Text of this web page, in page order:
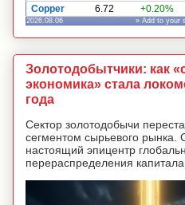
Copper
6.72 +0.20%
2026.08.06 » Add to your
Золотодобытчики: как
экономика» стала
года
Сектор золотодобычи
сегментом сырьевого рынка.
настоящий эпицентр
перераспределения капитала,